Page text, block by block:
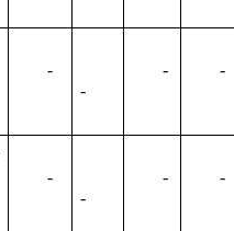
-
-
- -
-
-
- -